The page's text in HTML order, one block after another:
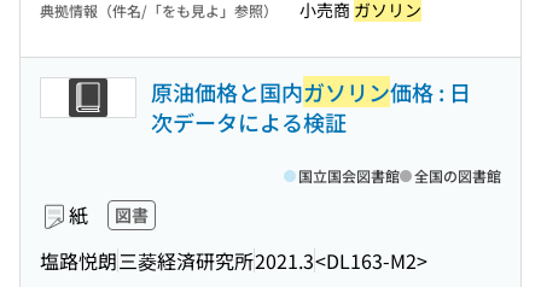
典拠情報（件名/「をも見よ」参照） 小売商 ガソリン
原油価格と国内ガソリン価格 : 日
次データによる検証
紙 図書
塩路悦朗三菱経済研究所2021.3<DL163-M2>
国立国会図書館 全国の図書館